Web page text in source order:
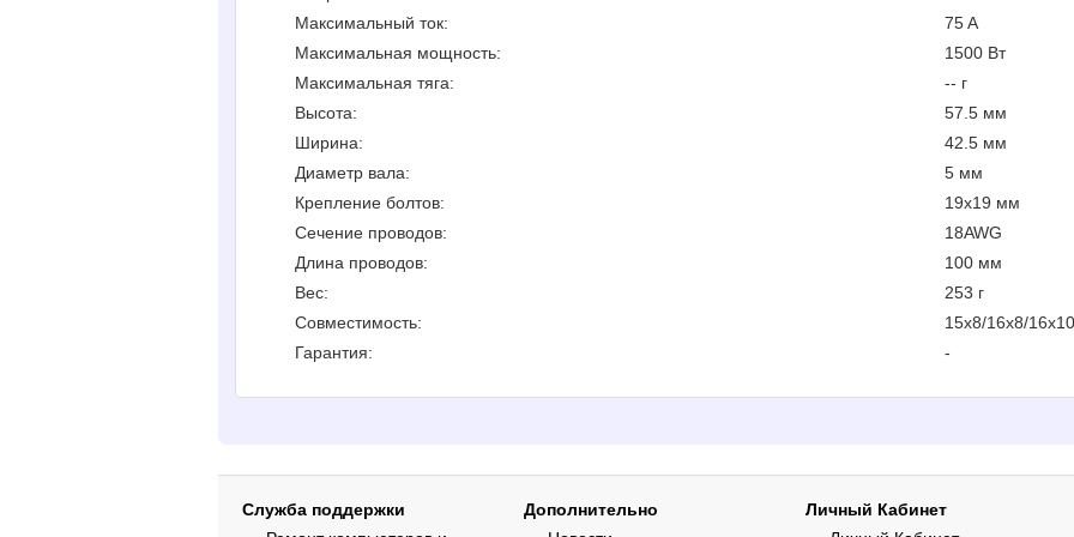
Максимальный ток:
75 A
Максимальная мощность:
1500 Вт
Максимальная тяга:
-- г
Высота:
57.5 мм
Ширина:
42.5 мм
Диаметр вала:
5 мм
Крепление болтов:
19x19 мм
Сечение проводов:
18AWG
Длина проводов:
100 мм
Вес:
253 г
Совместимость:
15x8/16x8/16x10
Гарантия:
-
Служба поддержки
Дополнительно
Личный Кабинет